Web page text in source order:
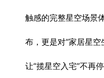
触感的完整星空场景
布，更是对“家居星空
让“揽星空入宅”不再